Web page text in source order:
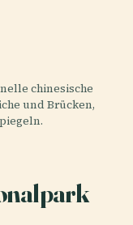
chinesische
und Brücken,